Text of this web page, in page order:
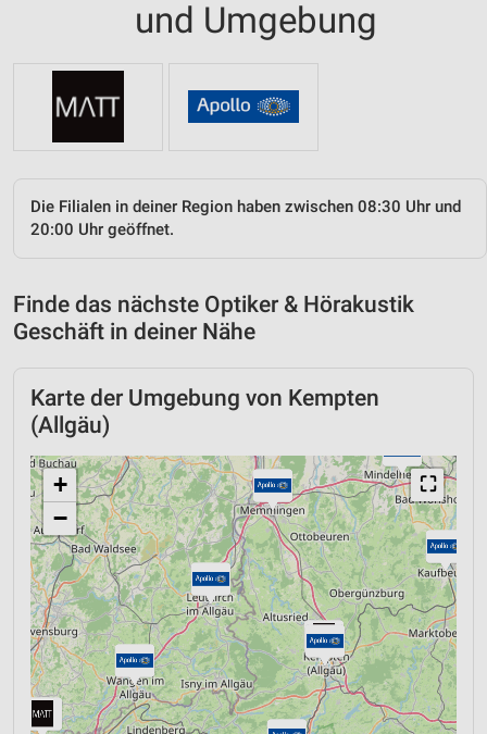
und Umgebung
Die Filialen in deiner Region haben zwischen 08:30 Uhr und
20:00 Uhr geöffnet.
Finde das nächste Optiker & Hörakustik
Geschäft in deiner Nähe
Karte der Umgebung von Kempten
(Allgäu)
⛶
+
−